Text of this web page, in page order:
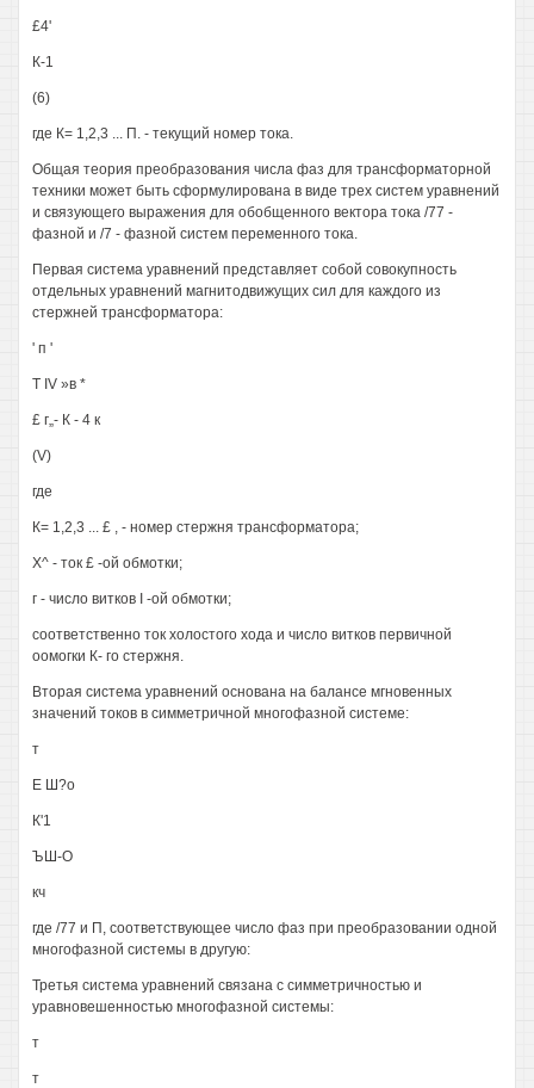
£4'
К-1
(6)
где К= 1,2,3 ... П. - текущий номер тока.
Общая теория преобразования числа фаз для трансформаторной
техники может быть сформулирована в виде трех систем уравнений
и связующего выражения для обобщенного вектора тока /77 -
фазной и /7 - фазной систем переменного тока.
Первая система уравнений представляет собой совокупность
отдельных уравнений магнитодвижущих сил для каждого из
стержней трансформатора:
' п '
Т IV »в *
£ г„- К - 4 к
(V)
где
К= 1,2,3 ... £ , - номер стержня трансформатора;
Х^ - ток £ -ой обмотки;
г - число витков I -ой обмотки;
соответственно ток холостого хода и число витков первичной
оомогки К- го стержня.
Вторая система уравнений основана на балансе мгновенных
значений токов в симметричной многофазной системе:
т
Е Ш?о
К'1
ЪШ-О
кч
где /77 и П, соответствующее число фаз при преобразовании одной
многофазной системы в другую:
Третья система уравнений связана с симметричностью и
уравновешенностью многофазной системы:
т
т